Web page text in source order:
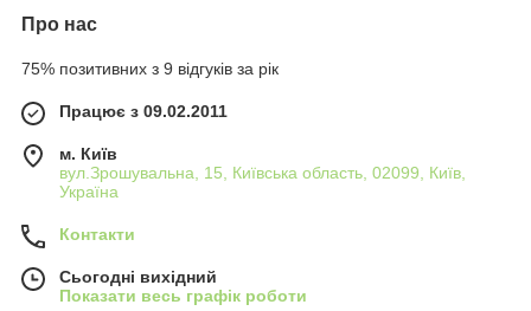
Про нас
75% позитивних з 9 відгуків за рік
Працює з 09.02.2011
м. Київ
вул.Зрошувальна, 15, Київська область, 02099, Київ,
Україна
Контакти
Сьогодні вихідний
Показати весь графік роботи